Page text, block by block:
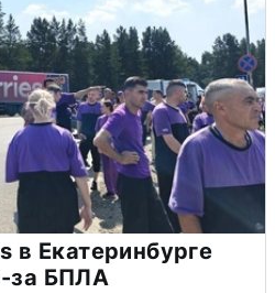
в Екатеринбурге
за БПЛА